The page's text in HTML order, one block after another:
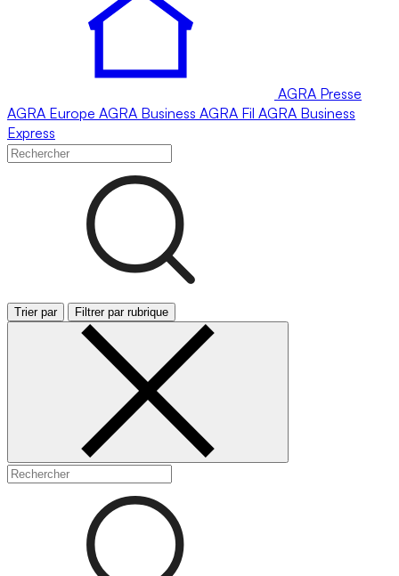
AGRA Presse
AGRA Europe AGRA Business AGRA Fil AGRA Business
Express
Trier par Filtrer par rubrique